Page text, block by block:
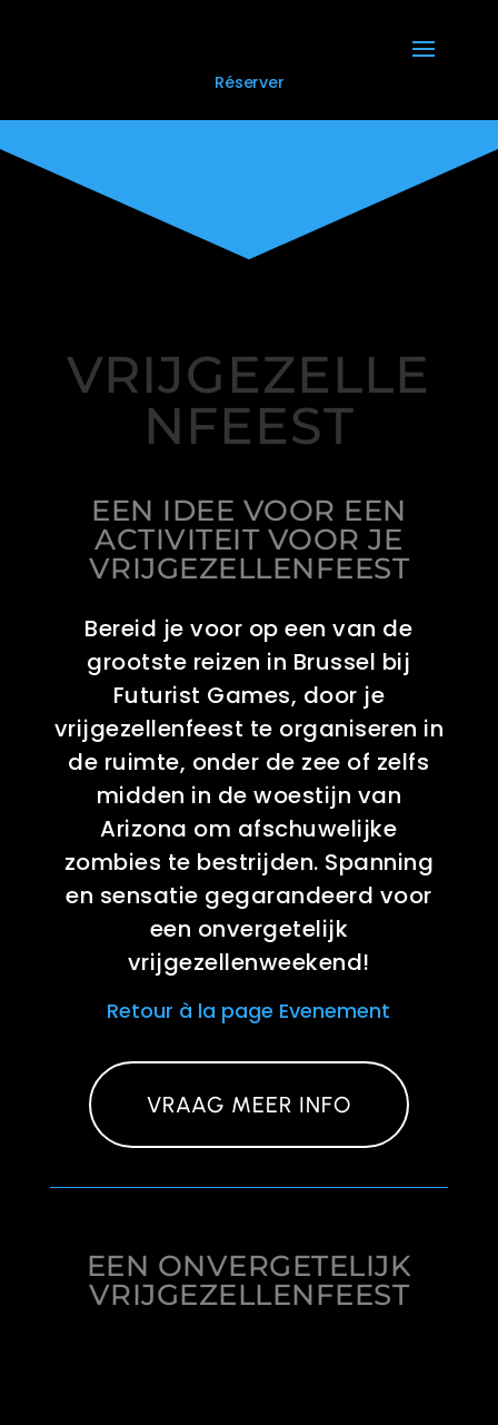
Réserver
VRIJGEZELLE
NFEEST
EEN IDEE VOOR EEN
ACTIVITEIT VOOR JE
VRIJGEZELLENFEEST
Bereid je voor op een van de
grootste reizen in Brussel bij
Futurist Games, door je
vrijgezellenfeest te organiseren in
de ruimte, onder de zee of zelfs
midden in de woestijn van
Arizona om afschuwelijke
zombies te bestrijden. Spanning
en sensatie gegarandeerd voor
een onvergetelijk
vrijgezellenweekend!
Retour à la page Evenement
VRAAG MEER INFO
EEN ONVERGETELIJK
VRIJGEZELLENFEEST